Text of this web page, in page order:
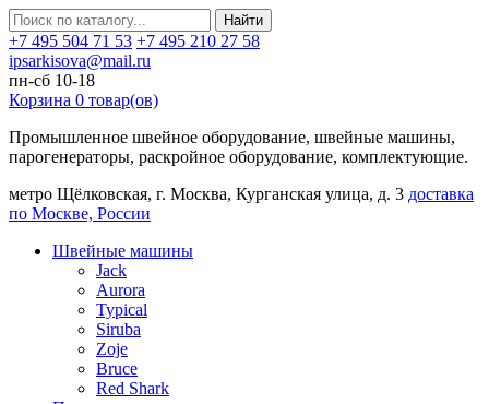
Найти
+7 495 504 71 53 +7 495 210 27 58
ipsarkisova@mail.ru
пн-сб 10-18
Корзина 0 товар(ов)
Промышленное швейное оборудование, швейные машины,
парогенераторы, раскройное оборудование, комплектующие.
метро Щёлковская, г. Москва, Курганская улица, д. 3 доставка
по Москве, России
Швейные машины
Jack
Aurora
Typical
Siruba
Zoje
Bruce
Red Shark